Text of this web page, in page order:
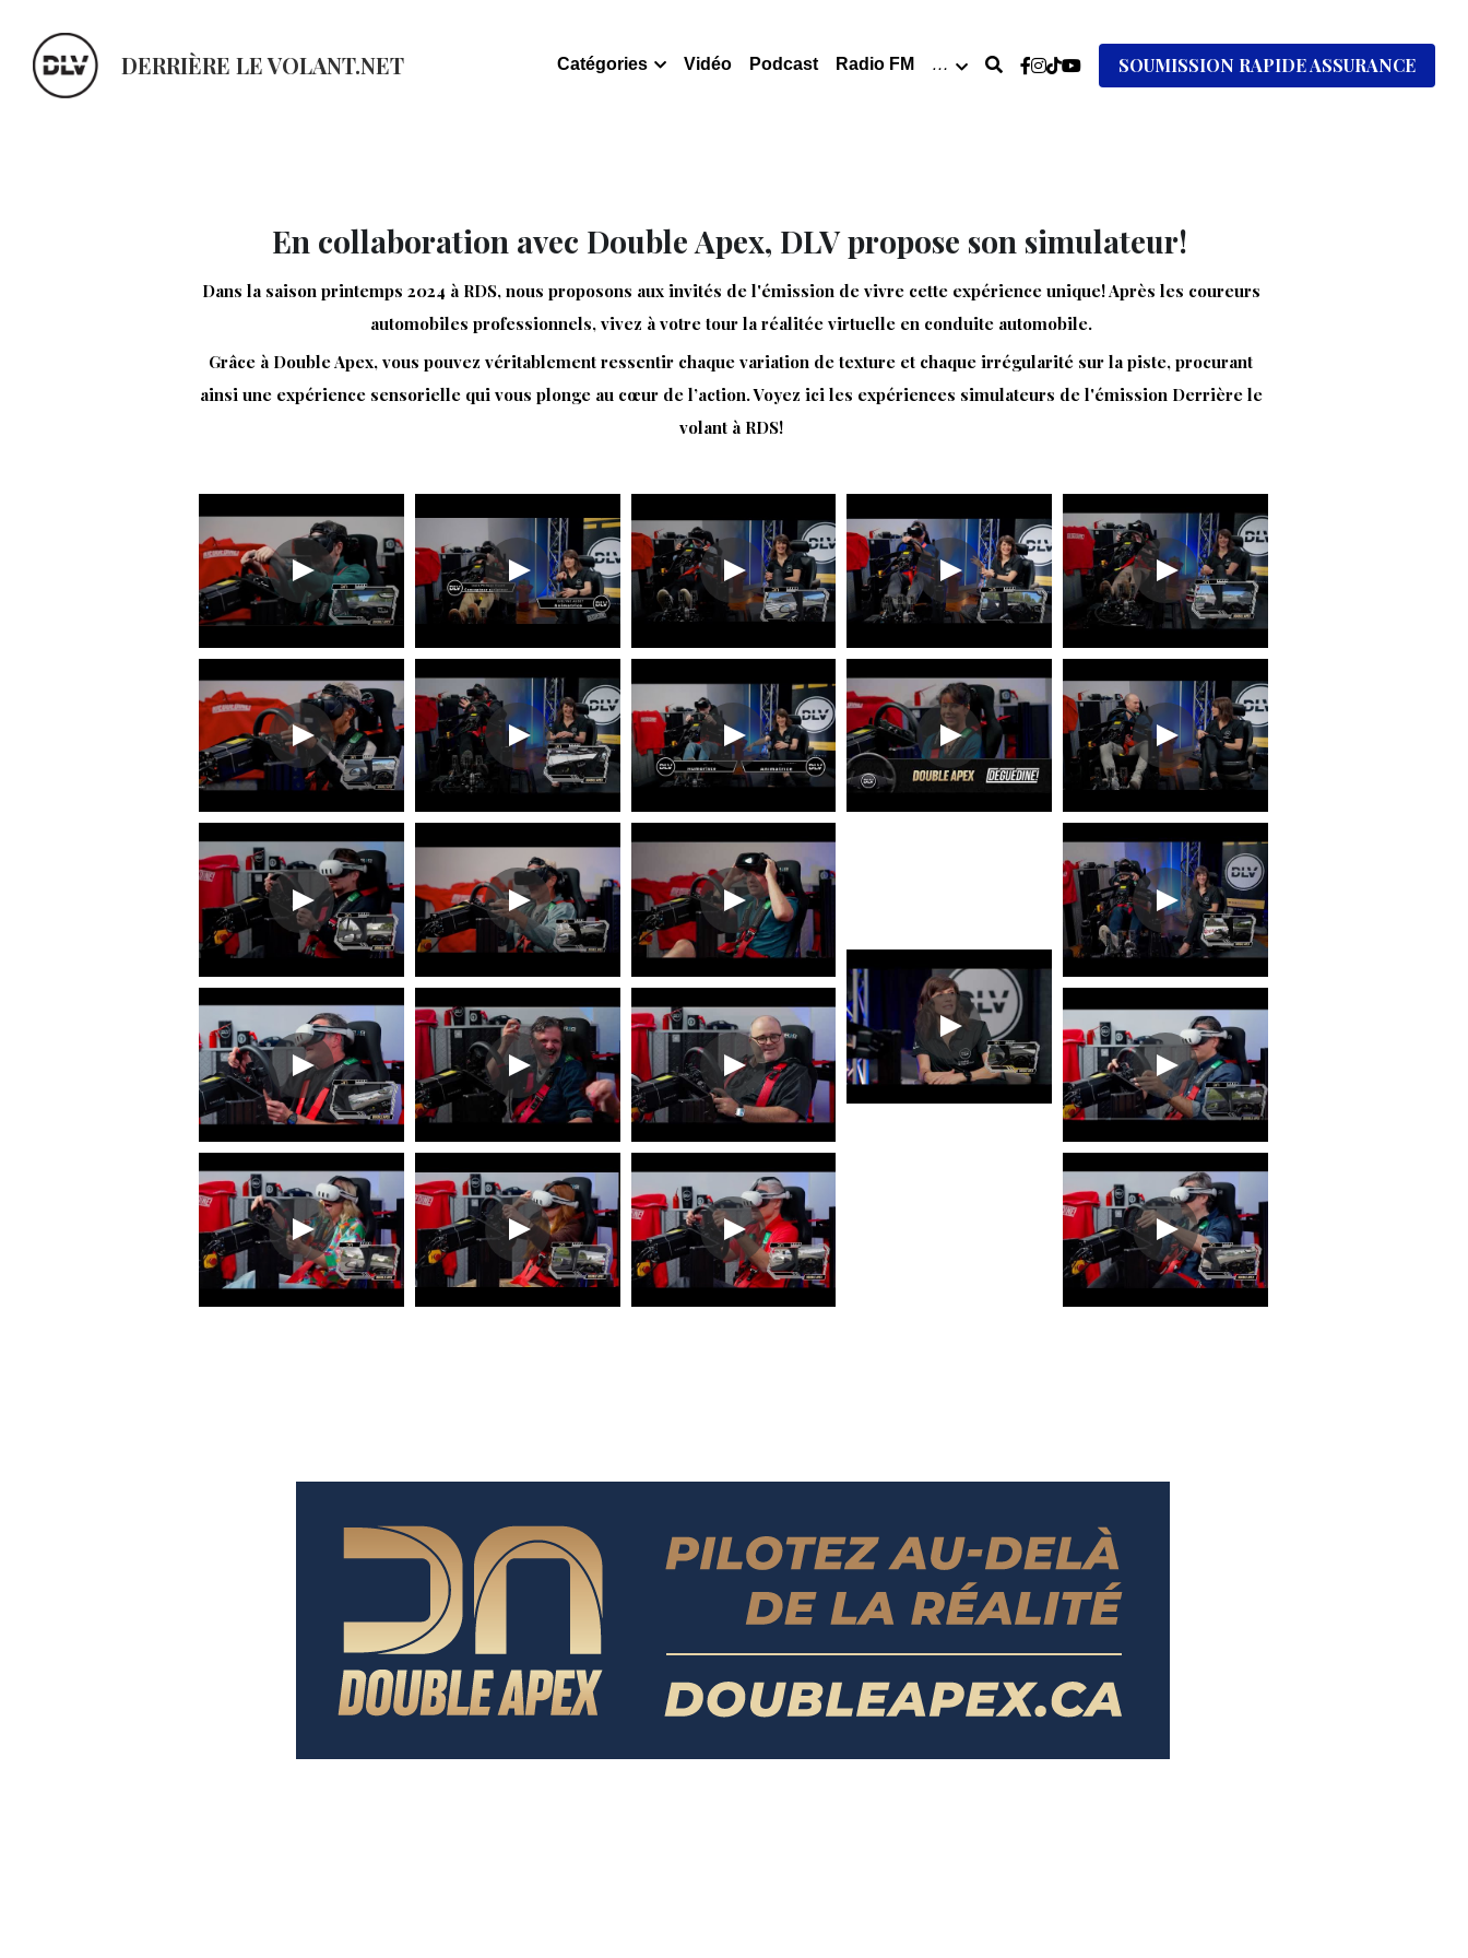
DERRIÈRE LE VOLANT.NET Catégories Vidéo Podcast Radio FM … SOUMISSION RAPIDE ASSURANCE
En collaboration avec Double Apex, DLV propose son simulateur!
Dans la saison printemps 2024 à RDS, nous proposons aux invités de l'émission de vivre cette expérience unique! Après les coureurs
automobiles professionnels, vivez à votre tour la réalitée virtuelle en conduite automobile.
Grâce à Double Apex, vous pouvez véritablement ressentir chaque variation de texture et chaque irrégularité sur la piste, procurant
ainsi une expérience sensorielle qui vous plonge au cœur de l’action. Voyez ici les expériences simulateurs de l'émission Derrière le
volant à RDS!